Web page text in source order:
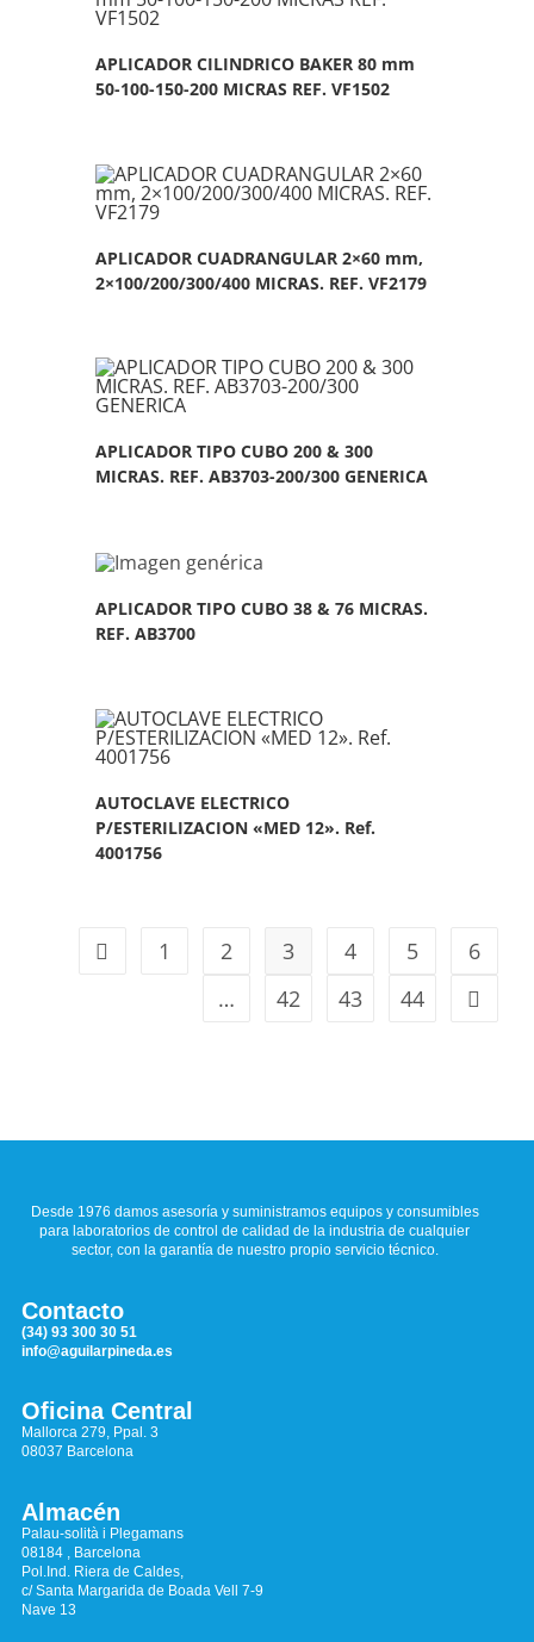
APLICADOR CILINDRICO BAKER 80 mm
50-100-150-200 MICRAS REF. VF1502
APLICADOR CUADRANGULAR 2×60 mm,
2×100/200/300/400 MICRAS. REF. VF2179
APLICADOR TIPO CUBO 200 & 300
MICRAS. REF. AB3703-200/300 GENERICA
APLICADOR TIPO CUBO 38 & 76 MICRAS.
REF. AB3700
AUTOCLAVE ELECTRICO
P/ESTERILIZACION «MED 12». Ref.
4001756
1 2 3 4 5
6
…
42 43 44
Desde 1976 damos asesoría y suministramos equipos y consumibles
para laboratorios de control de calidad de la industria de cualquier
sector, con la garantía de nuestro propio servicio técnico.
Contacto
(34) 93 300 30 51
info@aguilarpineda.es
Oficina Central
Mallorca 279, Ppal. 3
08037 Barcelona
Almacén
Palau-solità i Plegamans
08184 , Barcelona
Pol.Ind. Riera de Caldes,
c/ Santa Margarida de Boada Vell 7-9
Nave 13